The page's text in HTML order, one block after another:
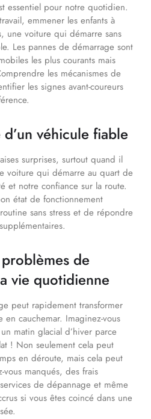
essentiel pour notre quotidien.
emmener les enfants à
une voiture qui démarre sans
Les pannes de démarrage sont
les plus courants mais
les mécanismes de
les signes avant-coureurs
véhicule fiable
surprises, surtout quand il
voiture qui démarre au quart de
et notre confiance sur la route.
état de fonctionnement
sans stress et de répondre
de
vie quotidienne
peut rapidement transformer
cauchemar. Imaginez-vous
matin glacial d’hiver parce
! Non seulement cela peut
en déroute, mais cela peut
manqués, des frais
de dépannage et même
si vous êtes coincé dans une